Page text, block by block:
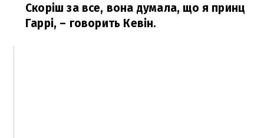
Скоріш за все, вона думала, що я принц
Гаррі, – говорить Кевін.